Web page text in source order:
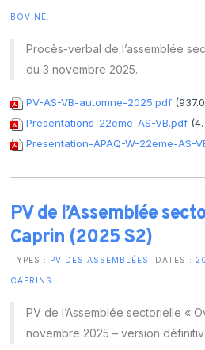
BOVINE
Procès-verbal de l’assemblée
du 3 novembre 2025.
PV-AS-VB-automne-2025.pdf
Presentations-22eme-AS-VB.pdf
Presentation-APAQ-W-22eme-AS-
PV de l’Assemblée
Caprin (2025 S2)
TYPES : PV DES ASSEMBLÉES . DATES :
CAPRINS
PV de l’Assemblée sectorielle «
novembre 2025 – version